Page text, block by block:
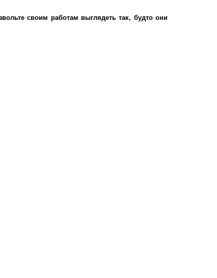
своим работам выглядеть так, будто они